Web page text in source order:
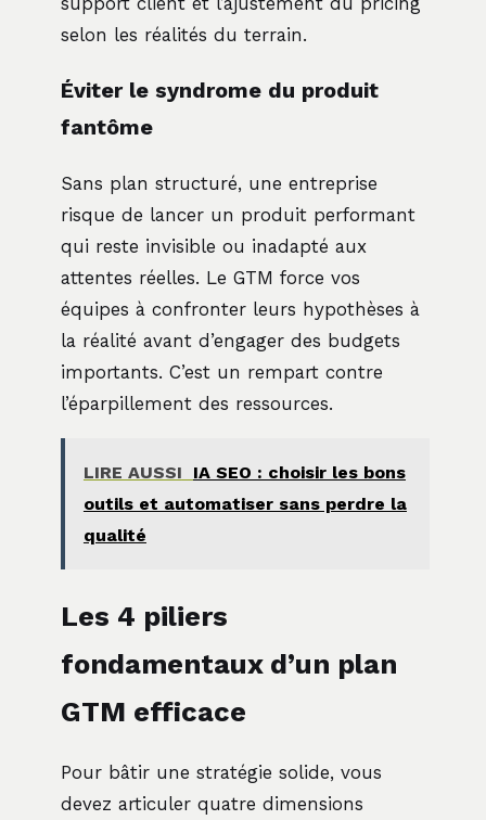
selon les réalités du terrain.
Éviter le syndrome du produit
fantôme
Sans plan structuré, une entreprise
risque de lancer un produit performant
qui reste invisible ou inadapté aux
attentes réelles. Le GTM force vos
équipes à confronter leurs hypothèses à
la réalité avant d’engager des budgets
importants. C’est un rempart contre
l’éparpillement des ressources.
LIRE AUSSI
IA SEO : choisir les bons
outils et automatiser sans perdre la
qualité
Les 4 piliers
fondamentaux d’un plan
GTM efficace
Pour bâtir une stratégie solide, vous
devez articuler quatre dimensions